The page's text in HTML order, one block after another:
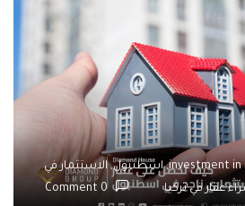
investment in اسطنبول,الاستثمار في
عقار في تركيا